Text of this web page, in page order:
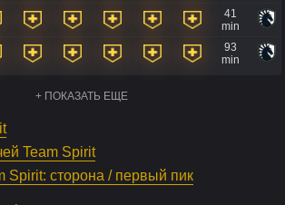
41
min
93
min
+ ПОКАЗАТЬ ЕЩЕ
Team Spirit
Spirit: сторона / первый пик